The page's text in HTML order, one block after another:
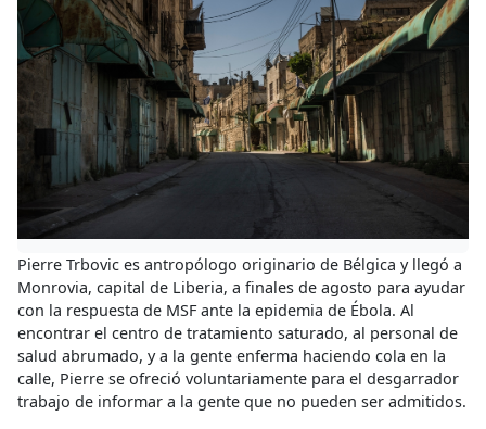
Pierre Trbovic es antropólogo originario de Bélgica y llegó a
Monrovia, capital de Liberia, a finales de agosto para ayudar
con la respuesta de MSF ante la epidemia de Ébola. Al
encontrar el centro de tratamiento saturado, al personal de
salud abrumado, y a la gente enferma haciendo cola en la
calle, Pierre se ofreció voluntariamente para el desgarrador
trabajo de informar a la gente que no pueden ser admitidos.